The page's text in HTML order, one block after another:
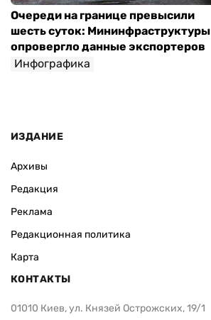
Очереди на границе превысили
шесть суток: Мининфраструктуры
опровергло данные экспортеров
Инфографика
ИЗДАНИЕ
Архивы
Редакция
Реклама
Редакционная политика
Карта
КОНТАКТЫ
01010 Киев, ул. Князей Острожских, 19/1